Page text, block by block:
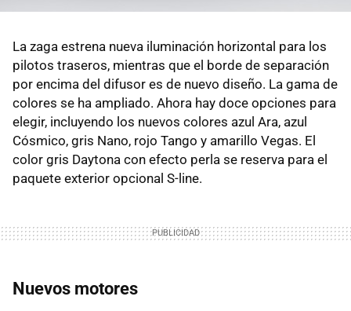
La zaga estrena nueva iluminación horizontal para los
pilotos traseros, mientras que el borde de separación
por encima del difusor es de nuevo diseño. La gama de
colores se ha ampliado. Ahora hay doce opciones para
elegir, incluyendo los nuevos colores azul Ara, azul
Cósmico, gris Nano, rojo Tango y amarillo Vegas. El
color gris Daytona con efecto perla se reserva para el
paquete exterior opcional S-line.
Nuevos motores